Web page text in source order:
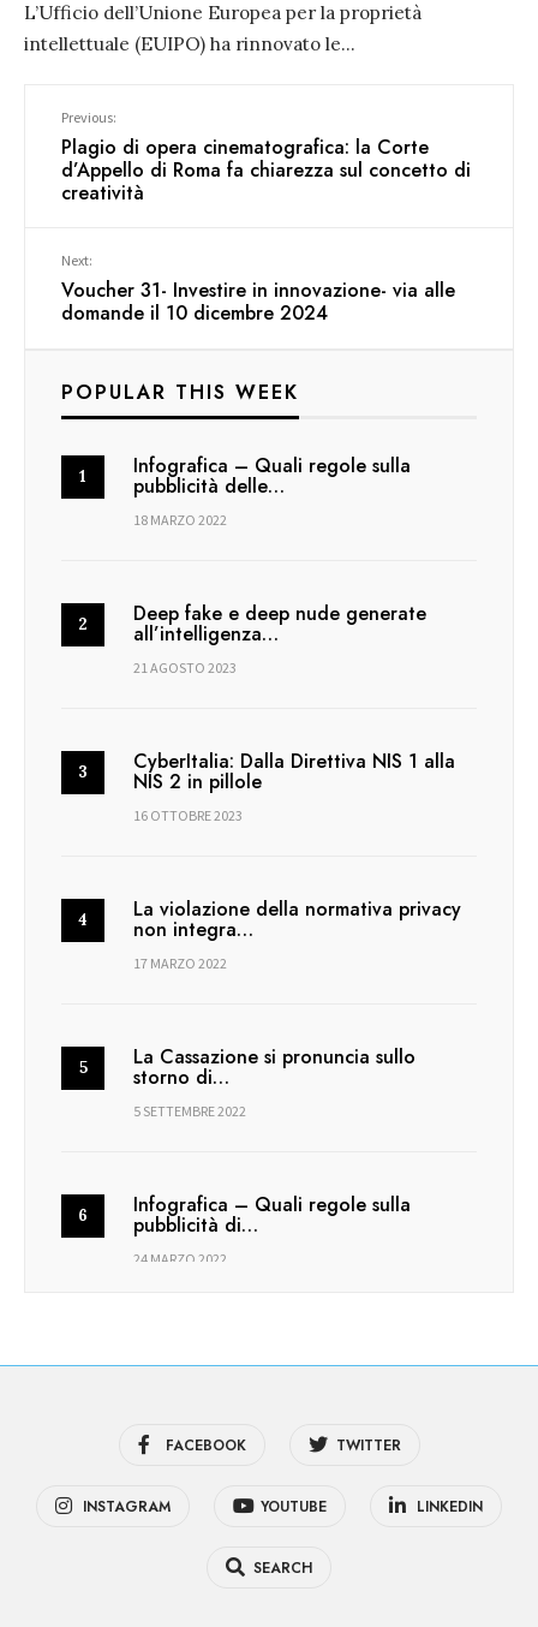
L’Ufficio dell’Unione Europea per la proprietà
intellettuale (EUIPO) ha rinnovato le...
Previous:
Plagio di opera cinematografica: la Corte
d’Appello di Roma fa chiarezza sul concetto di
creatività
Next:
Voucher 31- Investire in innovazione- via alle
domande il 10 dicembre 2024
POPULAR THIS WEEK
Infografica – Quali regole sulla
pubblicità delle…
18 MARZO 2022
Deep fake e deep nude generate
all’intelligenza…
21 AGOSTO 2023
CyberItalia: Dalla Direttiva NIS 1 alla
NIS 2 in pillole
16 OTTOBRE 2023
La violazione della normativa privacy
non integra…
17 MARZO 2022
La Cassazione si pronuncia sullo
storno di…
5 SETTEMBRE 2022
Infografica – Quali regole sulla
pubblicità di…
24 MARZO 2022
FACEBOOK TWITTER
INSTAGRAM YOUTUBE LINKEDIN
SEARCH